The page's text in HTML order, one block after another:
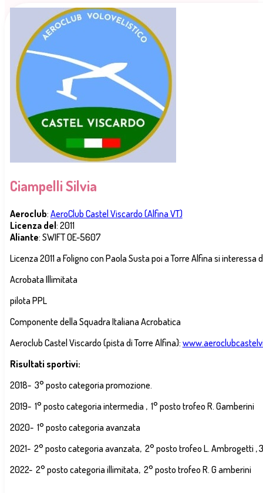
Ciampelli Silvia
Aeroclub: AeroClub Castel Viscardo (Alfina VT)
Licenza del: 2011
Aliante: SWIFT OE-5607
Licenza 2011 a Foligno con Paola Susta poi a Torre Alfina si interessa
Acrobata Illimitata
pilota PPL
Componente della Squadra Italiana Acrobatica
Aeroclub Castel Viscardo (pista di Torre Alfina):
Risultati sportivi:
2018- 3° posto categoria promozione.
2019- 1° posto categoria intermedia , 1° posto trofeo R. Gamberini
2020- 1° posto categoria avanzata
2021- 2° posto categoria avanzata, 2° posto trofeo L. Ambrogetti ,
2022- 2° posto categoria illimitata, 2° posto trofeo R. G amberini